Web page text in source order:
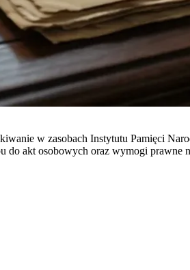
w zasobach Instytutu Pamięci
do akt osobowych oraz wymogi